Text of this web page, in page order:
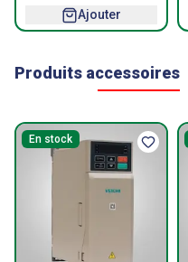
Ajouter
Produits accessoires
En stock